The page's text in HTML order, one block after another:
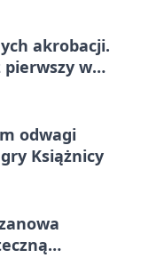
akrobacji.
pierwszy w
odwagi
Książnicy